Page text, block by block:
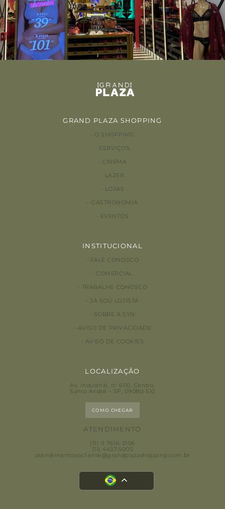
GRAND PLAZA SHOPPING
O SHOPPING
SERVIÇOS
CINEMA
LAZER
LOJAS
GASTRONOMIA
EVENTOS
INSTITUCIONAL
FALE CONOSCO
COMERCIAL
TRABALHE CONOSCO
JÁ SOU LOJISTA
SOBRE A SYN
AVISO DE PRIVACIDADE
AVISO DE COOKIES
LOCALIZAÇÃO
Av. Industrial, n° 600, Centro,
Santo André – SP, 09080-510
COMO CHEGAR
ATENDIMENTO
(11) 9 7616-2106
(11) 4437-5000
atendimentoaocliente@grandplazashopping.com.br